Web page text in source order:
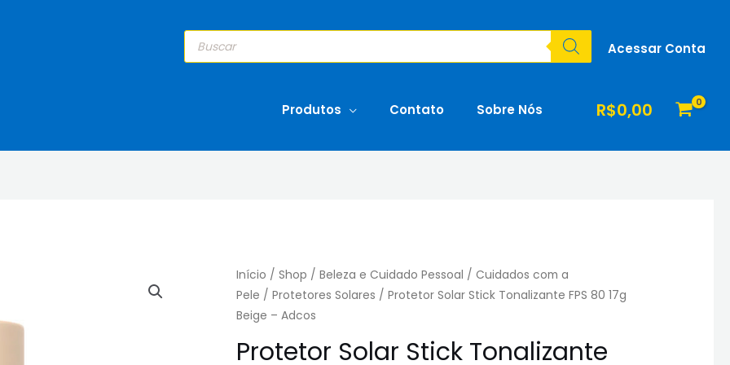
Pesquisar
produtos Acessar Conta
Produtos Contato Sobre Nós R$0,00
Início /Shop /Beleza e Cuidado Pessoal /Cuidados com a
Pele /Protetores Solares / Protetor Solar Stick Tonalizante FPS 80 17g
Beige – Adcos
Protetor Solar Stick Tonalizante